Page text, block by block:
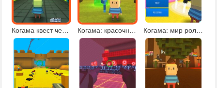
Когама квест челлендж Когама: мир роликовых машин онлайн